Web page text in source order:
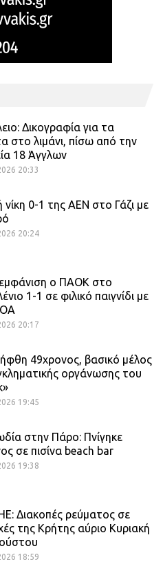
Δικογραφία για τα
στο λιμάνι, πίσω από την
18 Άγγλων
20:33
νίκη 0-1 της ΑΕΝ στο Γάζι με
20:24
ο ΠΑΟΚ στο
1-1 σε φιλικό παιγνίδι με
20:17
49χρονος, βασικό μέλος
οργάνωσης του
19:45
στην Πάρο: Πνίγηκε
σε πισίνα beach bar
19:38
Διακοπές ρεύματος σε
της Κρήτης αύριο Κυριακή
18:59